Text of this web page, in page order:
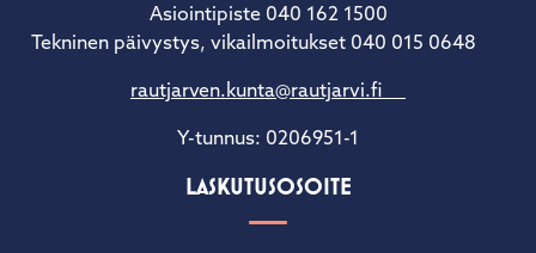
Asiointipiste 040 162 1500
Tekninen päivystys, vikailmoitukset 040 015 0648
rautjarven.kunta@rautjarvi.fi
Y-tunnus: 0206951-1
LASKUTUSOSOITE